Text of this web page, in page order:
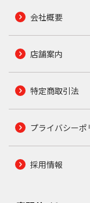
会社概要
店舗案内
特定商取引法
プライバシーポ
採用情報